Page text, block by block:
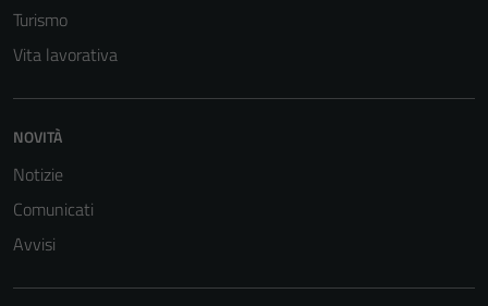
Turismo
Vita lavorativa
NOVITÀ
Notizie
Comunicati
Avvisi
Tecnici